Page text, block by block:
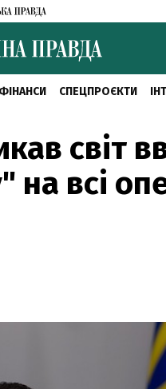
ФІНАНСИ СПЕЦПРОЄКТИ
світ
на всі